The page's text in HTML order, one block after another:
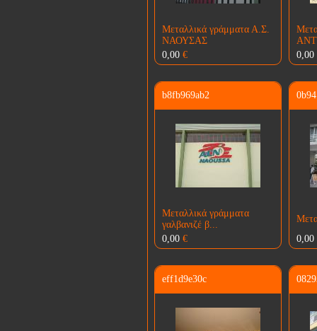
Μεταλλικά γράμματα Α.Σ.
ΝΑΟΥΣΑΣ
0,00 €
0,00
b8fb969ab2
Μεταλλικά γράμματα
γαλβανιζέ β...
0,00 €
0,00
eff1d9e30c